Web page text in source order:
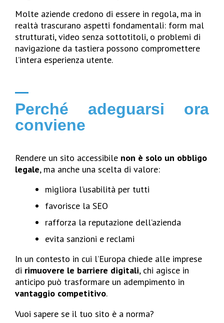
Molte aziende credono di essere in regola, ma in
realtà trascurano aspetti fondamentali: form mal
strutturati, video senza sottotitoli, o problemi di
navigazione da tastiera possono compromettere
l’intera esperienza utente.
Perché adeguarsi ora
conviene
Rendere un sito accessibile non è solo un obbligo
legale, ma anche una scelta di valore:
migliora l’usabilità per tutti
favorisce la SEO
rafforza la reputazione dell’azienda
evita sanzioni e reclami
In un contesto in cui l’Europa chiede alle imprese
di rimuovere le barriere digitali, chi agisce in
anticipo può trasformare un adempimento in
vantaggio competitivo.
Vuoi sapere se il tuo sito è a norma?